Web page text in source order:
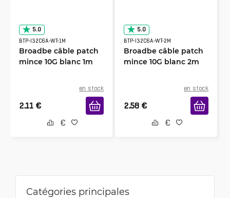
5.0
BTP-I32C6A-WT-1M
Broadbe câble patch
mince 10G blanc 1m
en stock
2.11 €
5.0
BTP-I32C6A-WT-2M
Broadbe câble patch
mince 10G blanc 2m
en stock
2.58 €
Catégories principales